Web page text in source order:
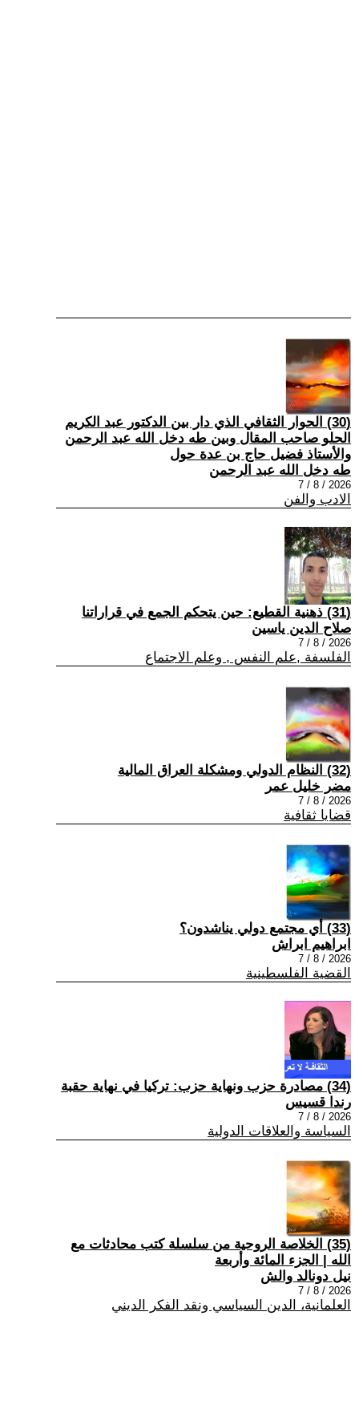
(30) الحوار الثقافي الذي دار بين الدكتور عبد الكريم
الحلو صاحب المقال وبين طه دخل الله عبد الرحمن
والأستاذ فضيل حاج بن عدة حول
طه دخل الله عبد الرحمن
2026 / 8 / 7
الادب والفن
(31) ذهنية القطيع: حين يتحكم الجمع في قراراتنا
صلاح الدين ياسين
2026 / 8 / 7
الفلسفة ,علم النفس , وعلم الاجتماع
(32) النظام الدولي ومشكلة العراق المالية
مضر خليل عمر
2026 / 8 / 7
قضايا ثقافية
(33) أي مجتمع دولي يناشدون؟
ابراهيم ابراش
2026 / 8 / 7
القضية الفلسطينية
(34) مصادرة حزب ونهاية حزب: تركيا في نهاية حقبة
رندا قسيس
2026 / 8 / 7
السياسة والعلاقات الدولية
(35) الخلاصة الروحية من سلسلة كتب محادثات مع
الله | الجزء المائة وأربعة
نيل دونالد والش
2026 / 8 / 7
العلمانية، الدين السياسي ونقد الفكر الديني